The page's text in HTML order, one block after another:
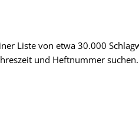
Liste von etwa 30.000
und Heftnummer suchen.